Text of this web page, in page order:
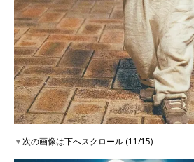
▼次の画像は下へスクロール (11/15)